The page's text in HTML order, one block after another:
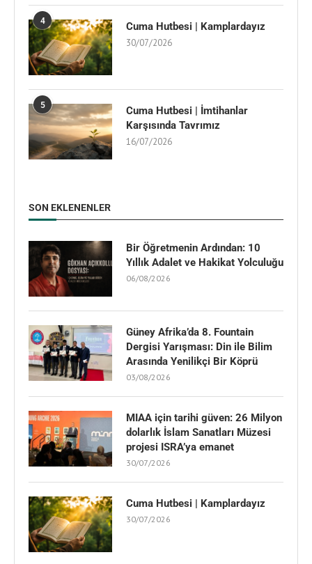
4 Cuma Hutbesi | Kamplardayız
30/07/2026
5
Cuma Hutbesi | İmtihanlar
Karşısında Tavrımız
16/07/2026
SON EKLENENLER
Bir Öğretmenin Ardından: 10
Yıllık Adalet ve Hakikat Yolculuğu
06/08/2026
Güney Afrika’da 8. Fountain
Dergisi Yarışması: Din ile Bilim
Arasında Yenilikçi Bir Köprü
03/08/2026
MIAA için tarihi güven: 26 Milyon
dolarlık İslam Sanatları Müzesi
projesi ISRA’ya emanet
30/07/2026
Cuma Hutbesi | Kamplardayız
30/07/2026